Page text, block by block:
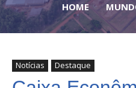
HOME
Notícias Destaque